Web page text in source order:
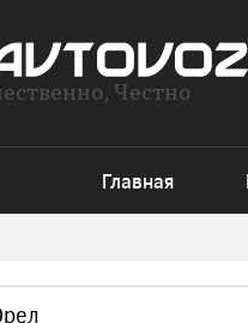
Честно
Главная